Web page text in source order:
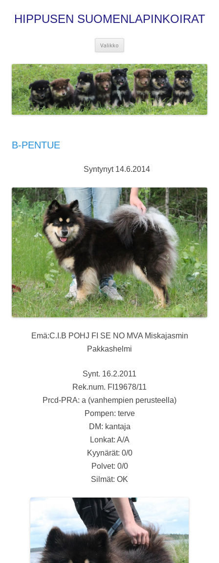
HIPPUSEN SUOMENLAPINKOIRAT
Valikko
B-PENTUE
Syntynyt 14.6.2014
Emä:C.I.B POHJ FI SE NO MVA Miskajasmin
Pakkashelmi
Synt. 16.2.2011
Rek.num. FI19678/11
Prcd-PRA: a (vanhempien perusteella)
Pompen: terve
DM: kantaja
Lonkat: A/A
Kyynärät: 0/0
Polvet: 0/0
Silmät: OK